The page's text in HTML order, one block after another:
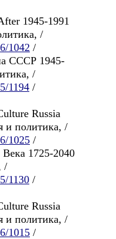
1945-1991
/
1042 /
СССР 1945-
/
1194 /
Russia
и политика, /
1025 /
Века 1725-2040
/
1130 /
Russia
и политика, /
1015 /